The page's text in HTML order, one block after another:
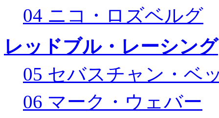
04 ニコ・ロズベルグ
レッドブル・レーシング
05 セバスチャン・ベ
06 マーク・ウェバー